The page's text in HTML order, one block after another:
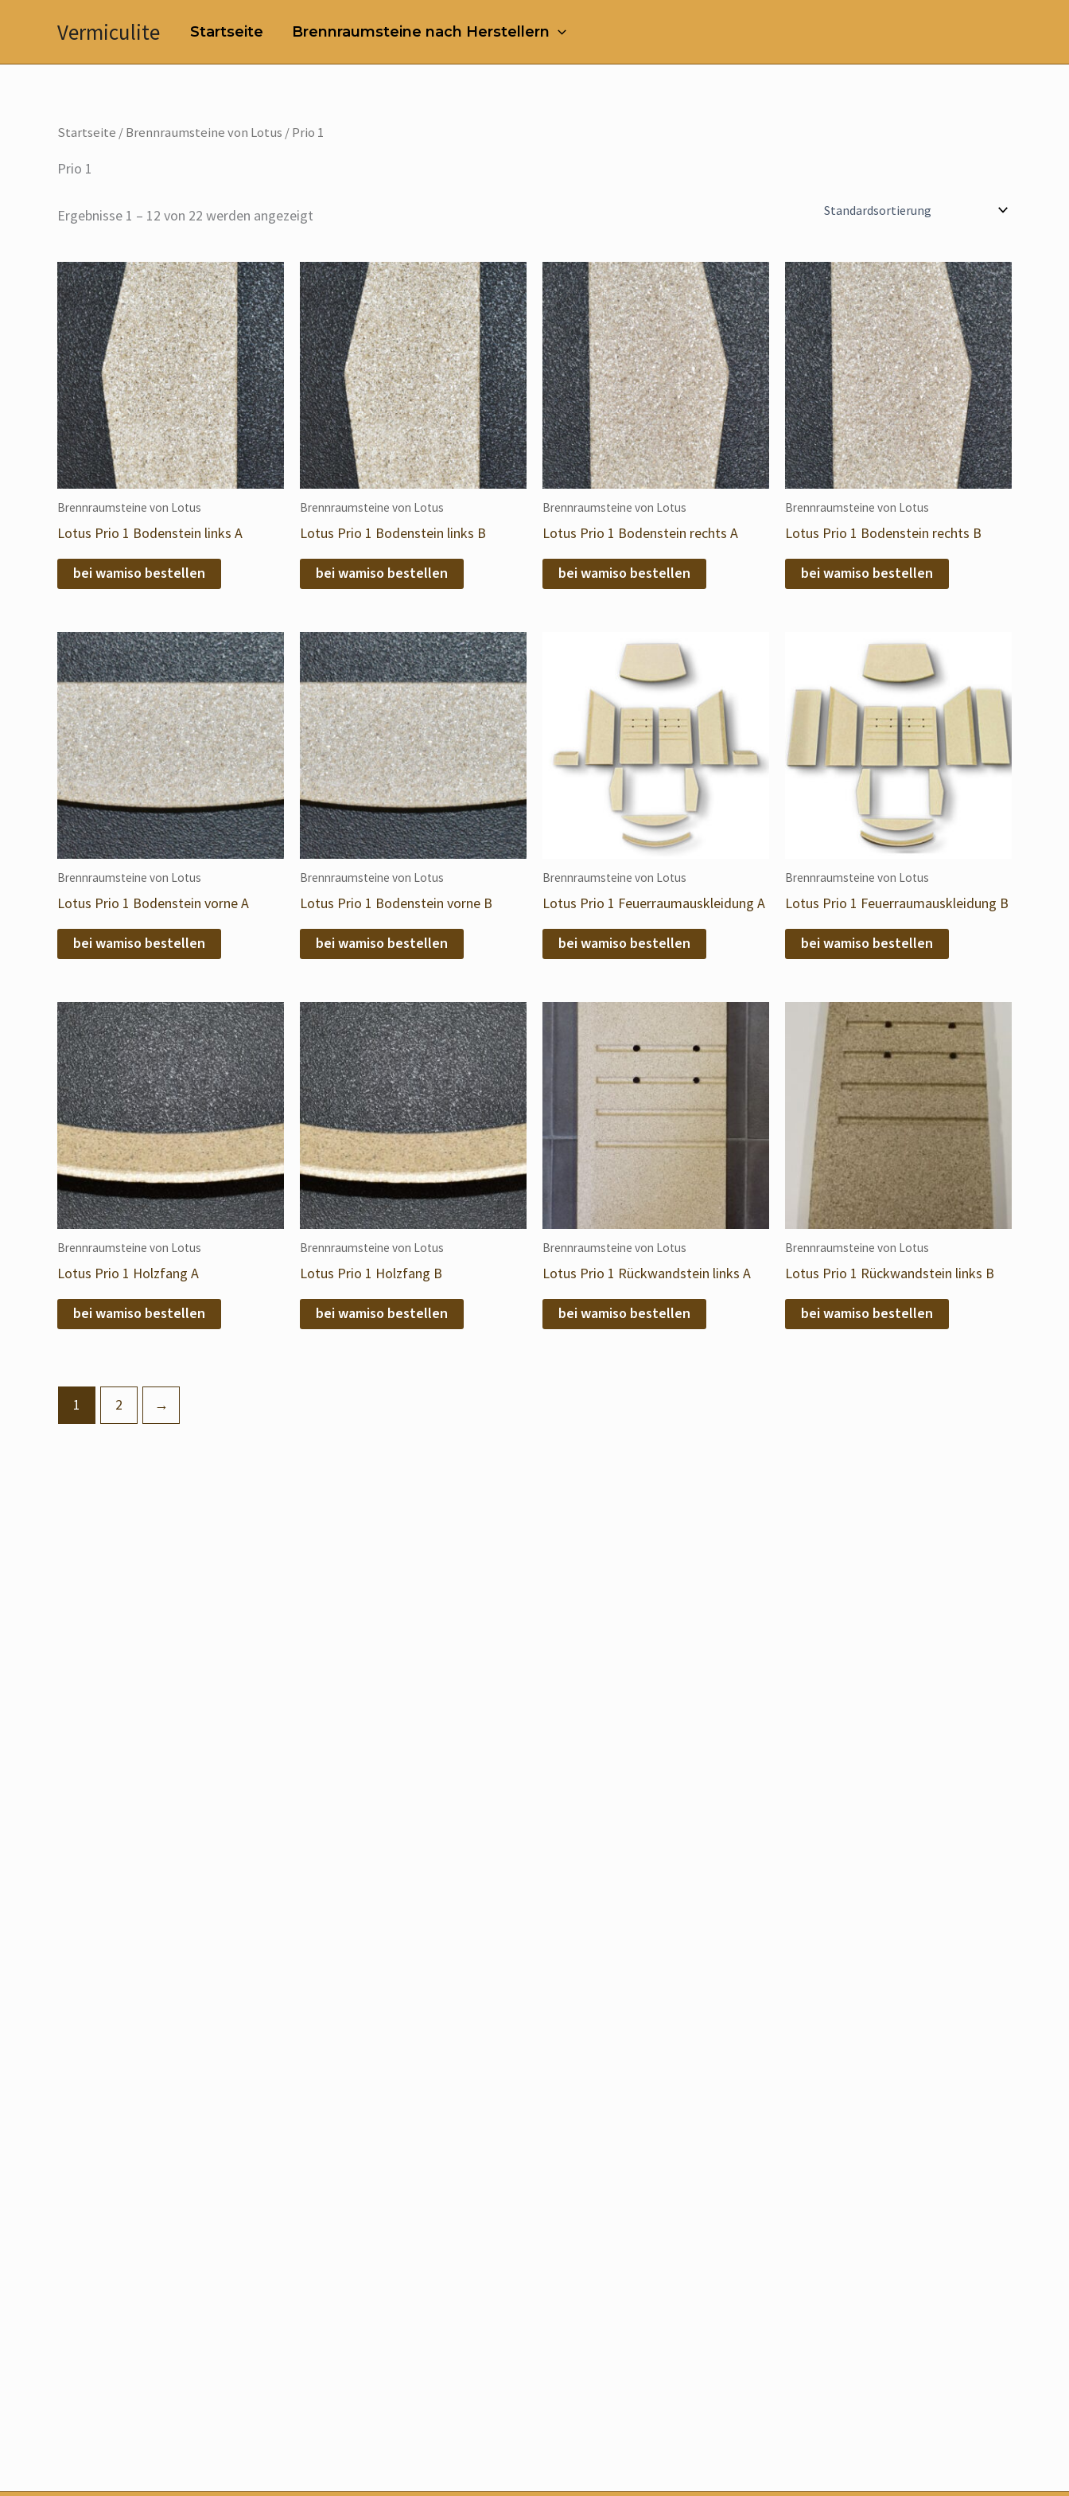
Vermiculite Startseite Brennraumsteine nach Herstellern
Startseite /Brennraumsteine von Lotus / Prio 1
Prio 1
Ergebnisse 1 – 12 von 22 werden angezeigt
Brennraumsteine von Lotus
Lotus Prio 1 Bodenstein links A
bei wamiso bestellen
Brennraumsteine von Lotus
Lotus Prio 1 Bodenstein links B
bei wamiso bestellen
Brennraumsteine von Lotus
Lotus Prio 1 Bodenstein rechts A
bei wamiso bestellen
Brennraumsteine von Lotus
Lotus Prio 1 Bodenstein rechts B
bei wamiso bestellen
Brennraumsteine von Lotus
Lotus Prio 1 Bodenstein vorne A
bei wamiso bestellen
Brennraumsteine von Lotus
Lotus Prio 1 Bodenstein vorne B
bei wamiso bestellen
Brennraumsteine von Lotus
Lotus Prio 1 Feuerraumauskleidung A
bei wamiso bestellen
Brennraumsteine von Lotus
Lotus Prio 1 Feuerraumauskleidung B
bei wamiso bestellen
Brennraumsteine von Lotus
Lotus Prio 1 Holzfang A
bei wamiso bestellen
Brennraumsteine von Lotus
Lotus Prio 1 Holzfang B
bei wamiso bestellen
Brennraumsteine von Lotus
Lotus Prio 1 Rückwandstein links A
bei wamiso bestellen
Brennraumsteine von Lotus
Lotus Prio 1 Rückwandstein links B
bei wamiso bestellen
1 2 →